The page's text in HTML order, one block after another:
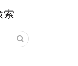
索